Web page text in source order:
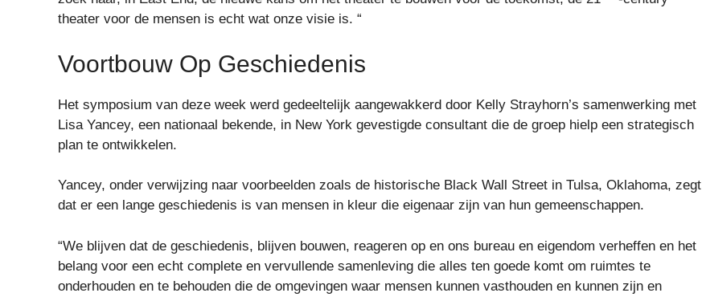
theater voor de mensen is echt wat onze visie is. “
Voortbouw Op Geschiedenis
Het symposium van deze week werd gedeeltelijk aangewakkerd door Kelly Strayhorn’s samenwerking met
Lisa Yancey, een nationaal bekende, in New York gevestigde consultant die de groep hielp een strategisch
plan te ontwikkelen.
Yancey, onder verwijzing naar voorbeelden zoals de historische Black Wall Street in Tulsa, Oklahoma, zegt
dat er een lange geschiedenis is van mensen in kleur die eigenaar zijn van hun gemeenschappen.
“We blijven dat de geschiedenis, blijven bouwen, reageren op en ons bureau en eigendom verheffen en het
belang voor een echt complete en vervullende samenleving die alles ten goede komt om ruimtes te
onderhouden en te behouden die de omgevingen waar mensen kunnen vasthouden en kunnen zijn en